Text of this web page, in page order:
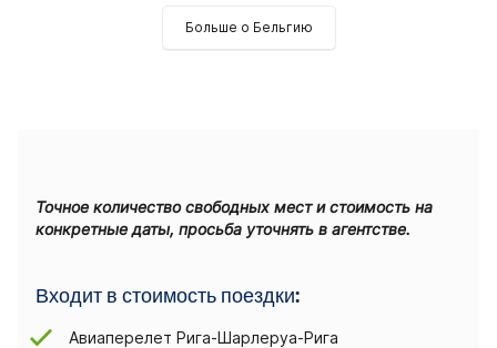
Больше о Бельгию
Точное количество свободных мест и стоимость на
конкретные даты, просьба уточнять в агентстве.
Входит в стоимость поездки:
Авиаперелет Рига-Шарлеруа-Рига